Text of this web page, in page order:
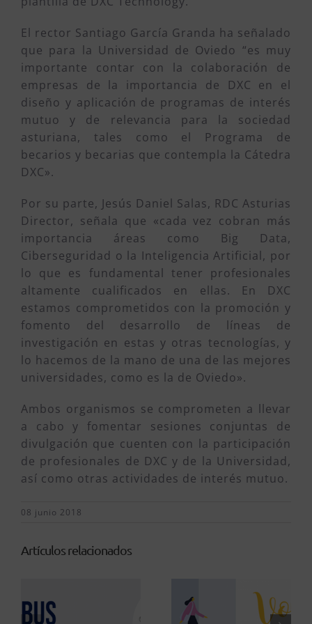
El rector Santiago García Granda ha señalado
que para la Universidad de Oviedo “es muy
importante contar con la colaboración de
empresas de la importancia de DXC en el
diseño y aplicación de programas de interés
mutuo y de relevancia para la sociedad
asturiana, tales como el Programa de
becarios y becarias que contempla la Cátedra
DXC».
Por su parte, Jesús Daniel Salas, RDC Asturias
Director, señala que «cada vez cobran más
importancia áreas como Big Data,
Ciberseguridad o la Inteligencia Artificial, por
lo que es fundamental tener profesionales
altamente cualificados en ellas. En DXC
estamos comprometidos con la promoción y
fomento del desarrollo de líneas de
investigación en estas y otras tecnologías, y
lo hacemos de la mano de una de las mejores
universidades, como es la de Oviedo».
Ambos organismos se comprometen a llevar
a cabo y fomentar sesiones conjuntas de
divulgación que cuenten con la participación
de profesionales de DXC y de la Universidad,
así como otras actividades de interés mutuo.
08 junio 2018
Artículos relacionados